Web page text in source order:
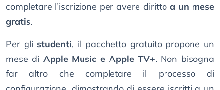
completare l’iscrizione per avere diritto a un mese
gratis.
Per gli studenti, il pacchetto gratuito propone un
mese di Apple Music e Apple TV+. Non bisogna
far altro che completare il processo di